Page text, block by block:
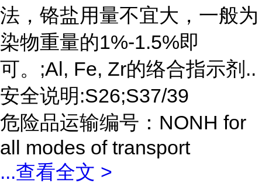
法，铬盐用量不宜大，一般为
染物重量的1%-1.5%即
可。;Al, Fe, Zr的络合指示剂..
安全说明:S26;S37/39
危险品运输编号：NONH for
all modes of transport
...查看全文 >